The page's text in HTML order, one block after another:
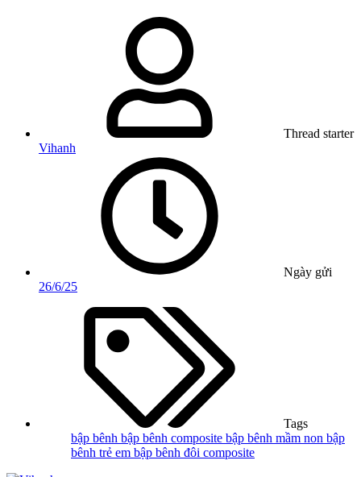
Thread starter
Vihanh
Ngày gửi
26/6/25
Tags
bập bênh bập bênh composite bập bênh mầm non bập
bênh trẻ em bập bênh đôi composite